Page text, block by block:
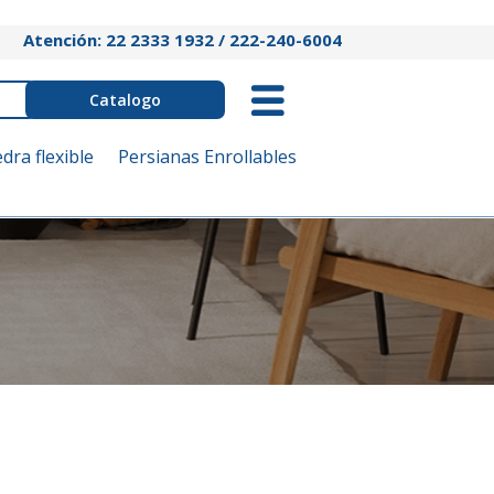
Atención: 22 2333 1932 / 222-240-6004
Catalogo
flexible
Persianas Enrollables